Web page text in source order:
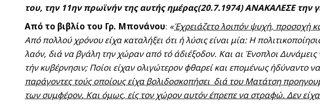
του, την 11ην πρωϊνήν της αυτής ημέρας(20.7.1974) ΑΝΑΚΑΛΕΣΕ την
Από το βιβλίο του Γρ. Μπονάνου: «Έχρειάζετο λοιπόν ψυχή, προσοχή
Από πολλού χρόνου είχα καταλήξει ότι ή λύσις είναι μία: Η
λαόν, διά να βγάλη την χώραν από τό άδιέξοδον. Και αι Ένοπλοι
τήν κυβέρνησιν; Ποίοι είχαν ολιγώτερον φθαρεί και επομένως ήδύναντο
παράγοντες τούς οποίους είχα βολιδοσκοπήσει διά του Ματάτση
των συμφέρον. Και όμως, είς τον χώρον αυτόν έπρεπε να στραφώ. Δεν